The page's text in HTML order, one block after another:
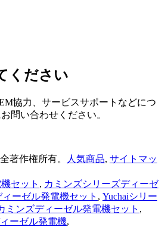
ください
協力、サービスサポートなどにつ
問い合わせください。
著作権所有。 人気商品, サイトマッ
セット , カミンズシリーズディーゼ
ィーゼル発電機セット , Yuchaiシリー
ミンズディーゼル発電機セット ,
ーゼル発電機,